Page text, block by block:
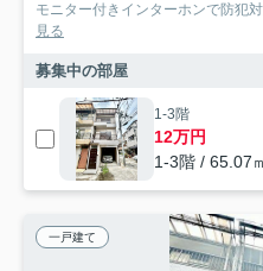
モニター付きインターホンで防犯
見る
募集中の部屋
1-3階
12万円
1-3階 / 65.07
一戸建て